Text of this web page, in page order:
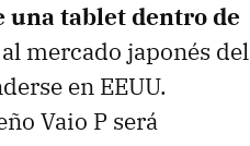
una tablet dentro de
mercado japonés del
en EEUU.
Vaio P será